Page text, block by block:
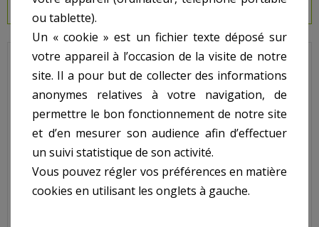
EN SAVOIR PLUS
Volet + axe skimmer HAYWARD SP1096 et SP1097
Longueur : 160 mm
Hauteur : 132 mm
NOTE : la hauteur est mesurée sur la tranche. Lorsqu’il y a des
tétons de part et d’autre, la dimension de la longueur a été
prise tétons inclus.
ou tablette).
Un « cookie » est un fichier texte déposé sur
votre appareil à l’occasion de la visite de notre
site. Il a pour but de collecter des informations
anonymes relatives à votre navigation, de
permettre le bon fonctionnement de notre site
et d’en mesurer son audience afin d’effectuer
un suivi statistique de son activité.
Vous pouvez régler vos préférences en matière
cookies en utilisant les onglets à gauche.